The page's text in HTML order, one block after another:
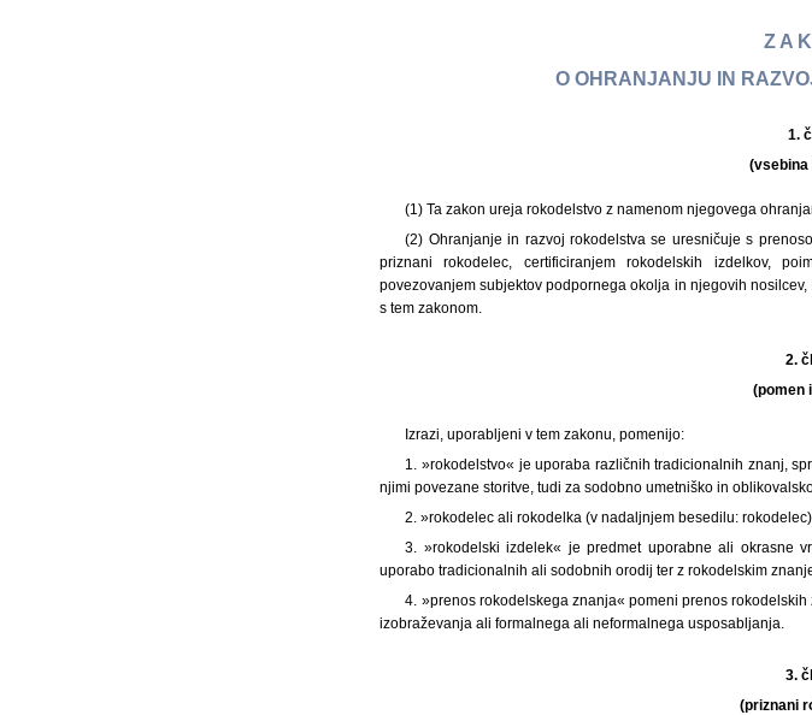
Z A
O OHRANJANJU IN
1.
(vsebina
(1) Ta zakon ureja rokodelstvo z namenom njegovega
(2) Ohranjanje in razvoj rokodelstva se uresničuje s
priznani rokodelec, certificiranjem rokodelskih izdelkov,
povezovanjem subjektov podpornega okolja in njegovih
s tem zakonom.
2.
(pomen
Izrazi, uporabljeni v tem zakonu, pomenijo:
1. »rokodelstvo« je uporaba različnih tradicionalnih znanj,
njimi povezane storitve, tudi za sodobno umetniško in
2. »rokodelec ali rokodelka (v nadaljnjem besedilu:
3. »rokodelski izdelek« je predmet uporabne ali okrasne
uporabo tradicionalnih ali sodobnih orodij ter z rokodelskim
4. »prenos rokodelskega znanja« pomeni prenos
izobraževanja ali formalnega ali neformalnega usposabljanja.
3.
(priznani